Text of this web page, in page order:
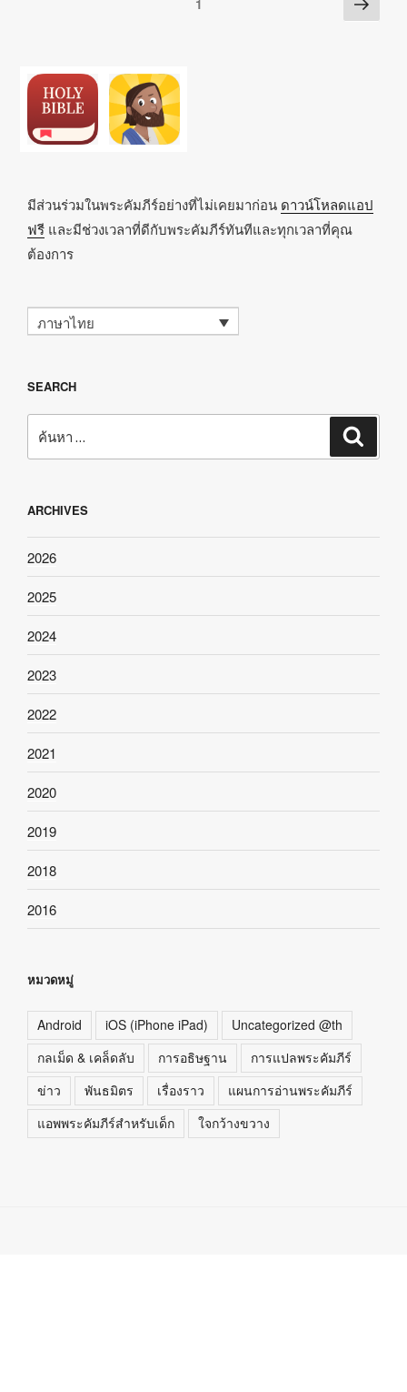
p ต่อ
มีส่วนร่วมในพระคัมภีร์อย่างที่ไม่เคยมาก่อน ดาวน์โหลดแอป
ฟรี และมีช่วงเวลาที่ดีกับพระคัมภีร์ทันทีและทุกเวลาที่คุณ
ต้องการ
ภาษาไทย
SEARCH
ARCHIVES
2026
2025
2024
2023
2022
2021
2020
2019
2018
2016
หมวดหมู่
Android iOS (iPhone iPad)
Uncategorized @th
กลเม็ด & เคล็ดลับ
การอธิษฐาน
การแปลพระคัมภีร์
ข่าว
พันธมิตร เรื่องราว
แผนการอ่านพระคัมภีร์
แอพพระคัมภีร์สำหรับเด็ก
ใจกว้างขวาง